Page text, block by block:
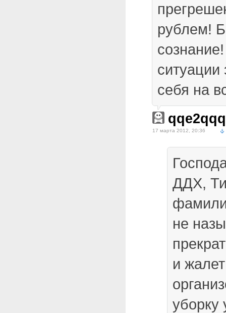
рублем!
ситуации
себя на
17 марта 2012, 20:36
ДДХ,
не
и
уборку